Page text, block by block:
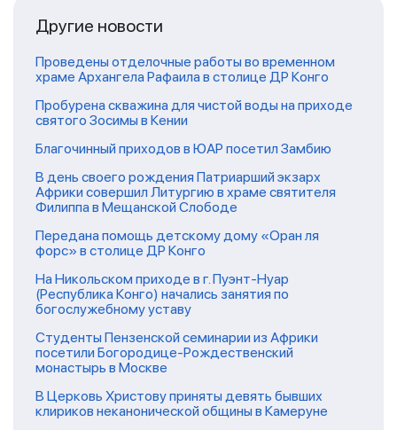
Другие новости
Проведены отделочные работы во временном
храме Архангела Рафаила в столице ДР Конго
Пробурена скважина для чистой воды на приходе
святого Зосимы в Кении
Благочинный приходов в ЮАР посетил Замбию
В день своего рождения Патриарший экзарх
Африки совершил Литургию в храме святителя
Филиппа в Мещанской Слободе
Передана помощь детскому дому «Оран ля
форс» в столице ДР Конго
На Никольском приходе в г. Пуэнт-Нуар
(Республика Конго) начались занятия по
богослужебному уставу
Студенты Пензенской семинарии из Африки
посетили Богородице-Рождественский
монастырь в Москве
В Церковь Христову приняты девять бывших
клириков неканонической общины в Камеруне